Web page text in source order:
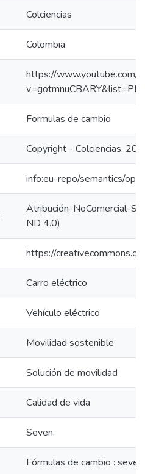
Colciencias
Colombia
https://www.youtube.com/
Formulas de cambio
Copyright - Colciencias,
info:eu-repo/semantics/
Atribución-NoComercial-
ND 4.0)
https://
Carro eléctrico
Vehículo eléctrico
Movilidad sostenible
Solución de movilidad
Calidad de vida
Seven.
Fórmulas de cambio : seven.